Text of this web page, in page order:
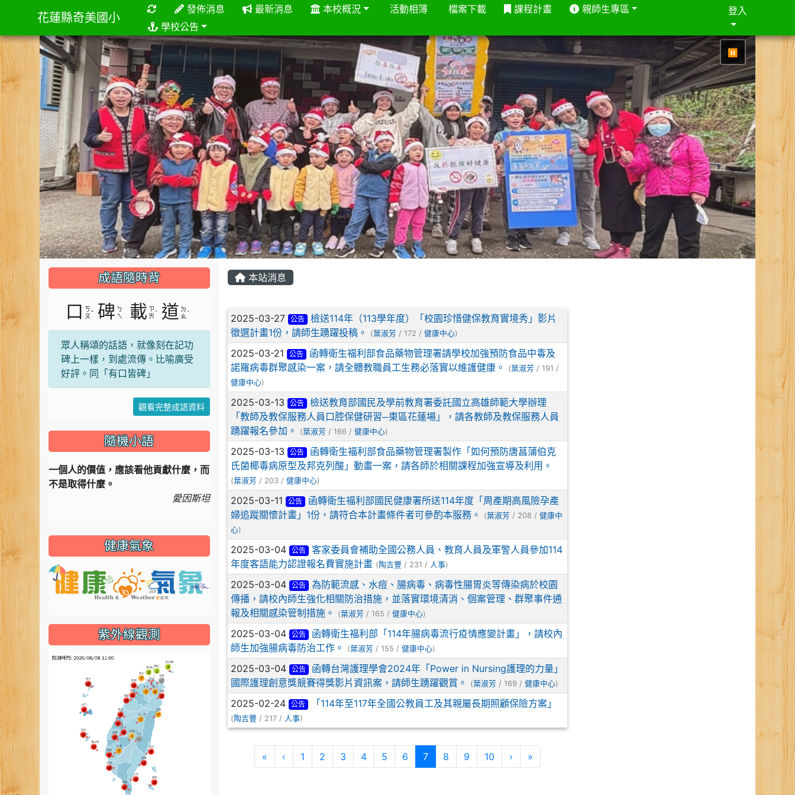
⏸
本站消息
文章列表
2025-03-27 公告
檢送114年（113學年度）「校園珍惜健保教育實境秀」影片
徵選計畫1份，請師生踴躍投稿。
(葉淑芳 / 172 / 健康中心)
2025-03-21 公告
函轉衛生福利部食品藥物管理署請學校加強預防食品中毒及
諾羅病毒群聚感染一案，請全體教職員工生務必落實以維護健康。
(葉淑芳 / 191 /
健康中心)
2025-03-13 公告
檢送教育部國民及學前教育署委託國立高雄師範大學辦理
「教師及教保服務人員口腔保健研習─東區花蓮場」，請各教師及教保服務人員
踴躍報名參加。
(葉淑芳 / 166 / 健康中心)
2025-03-13 公告
函轉衛生福利部食品藥物管理署製作「如何預防唐菖蒲伯克
氏菌椰毒病原型及邦克列酸」動畫一案，請各師於相關課程加強宣導及利用。
(葉淑芳 / 203 / 健康中心)
2025-03-11 公告
函轉衛生福利部國民健康署所送114年度「周產期高風險孕產
婦追蹤關懷計畫」1份，請符合本計畫條件者可參酌本服務。
(葉淑芳 / 208 / 健康中
心)
2025-03-04 公告
客家委員會補助全國公務人員、教育人員及軍警人員參加114
年度客語能力認證報名費實施計畫 ( 陶吉豐 / 231 / 人事)
2025-03-04 公告
為防範流感、水痘、腸病毒、病毒性腸胃炎等傳染病於校園
傳播，請校內師生強化相關防治措施，並落實環境清消、個案管理、群聚事件通
報及相關感染管制措施。
(葉淑芳 / 165 / 健康中心)
2025-03-04 公告
函轉衛生福利部「114年腸病毒流行疫情應變計畫」，請校內
師生加強腸病毒防治工作。
(葉淑芳 / 155 / 健康中心)
2025-03-04 公告
函轉台灣護理學會2024年「Power in Nursing護理的力量」
國際護理創意獎競賽得獎影片資訊案，請師生踴躍觀賞。
(葉淑芳 / 169 / 健康中心)
2025-02-24 公告 「114年至117年全國公教員工及其親屬長期照顧保險方案」
( 陶吉豐 / 217 / 人事)
«第一頁
‹上一頁
1 2 3 4 5 6 7(目前頁次)
8 9 10 ›下一頁
»最後頁
成語隨時背
口
ㄎ
ㄡ ˇ 碑 ㄅ
ㄟ
載 ㄗ
ㄞˋ 道 ㄉ
ㄠ ˋ
眾人稱頌的話語，就像刻在記功
碑上一樣，到處流傳。比喻廣受
好評。同「有口皆碑」
觀看完整成語資料
隨機小語
一個人的價值，應該看他貢獻什麼，而
不是取得什麼。
愛因斯坦
健康氣象
link to https://crowa.cwb.gov.tw/HealthWeather/ _blank
紫外線觀測
link to https://www.cwb.gov.tw/V8/C/W/OBS_UVI.html _blank
花蓮縣奇美國小
重新取得佈景設定
發佈消息 最新消息 本校概況 活動相簿 檔案下載 課程計畫
親師生專區
學校公告
登入